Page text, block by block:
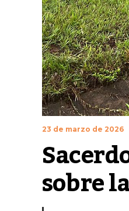
23 de marzo de 2026
sobre